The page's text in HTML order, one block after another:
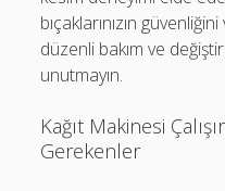
bıçaklarınızın
düzenli bakım ve
unutmayın.
Kağıt Makinesi
Gerekenler